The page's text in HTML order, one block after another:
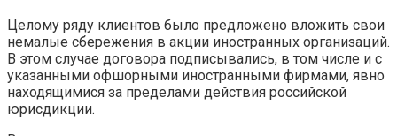
Целому ряду клиентов было предложено вложить свои
немалые сбережения в акции иностранных организаций.
В этом случае договора подписывались, в том числе и с
указанными офшорными иностранными фирмами, явно
находящимися за пределами действия российской
юрисдикции.